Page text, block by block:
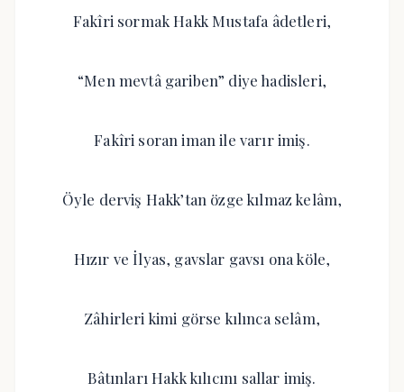
Fakîri sormak Hakk Mustafa âdetleri,
“Men mevtâ gariben” diye hadisleri,
Fakîri soran iman ile varır imiş.
Öyle derviş Hakk’tan özge kılmaz kelâm,
Hızır ve İlyas, gavslar gavsı ona köle,
Zâhirleri kimi görse kılınca selâm,
Bâtınları Hakk kılıcını sallar imiş.